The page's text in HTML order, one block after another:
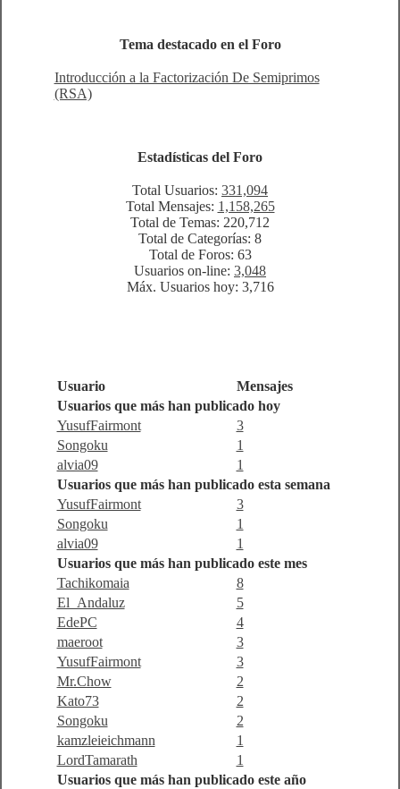
Tema destacado en el Foro
Introducción a la Factorización De Semiprimos
(RSA)
Estadísticas del Foro
Total Usuarios: 331,094
Total Mensajes: 1,158,265
Total de Temas: 220,712
Total de Categorías: 8
Total de Foros: 63
Usuarios on-line: 3,048
Máx. Usuarios hoy: 3,716
Usuario
Mensajes
Usuarios que más han publicado hoy
YusufFairmont
3
Songoku
1
alvia09
1
Usuarios que más han publicado esta semana
YusufFairmont
3
Songoku
1
alvia09
1
Usuarios que más han publicado este mes
Tachikomaia
8
El_Andaluz
5
EdePC
4
maeroot
3
YusufFairmont
3
Mr.Chow
2
Kato73
2
Songoku
2
kamzleieichmann
1
LordTamarath
1
Usuarios que más han publicado este año